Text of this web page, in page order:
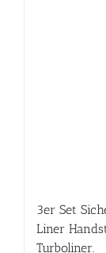
3er Set
Liner
Turboliner.